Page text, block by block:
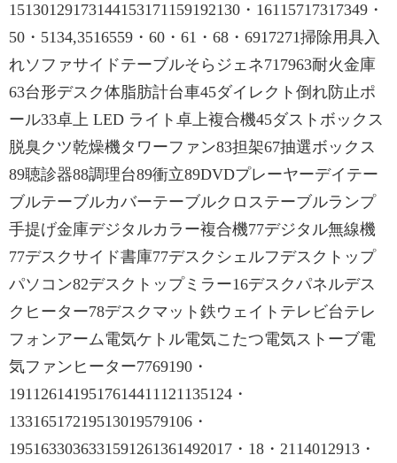
15130129173144153171159192130・16115717317349・
50・5134,3516559・60・61・68・6917271掃除用具入
れソファサイドテーブルそらジェネ717963耐火金庫
63台形デスク体脂肪計台車45ダイレクト倒れ防止ポ
ール33卓上 LED ライト卓上複合機45ダストボックス
脱臭クツ乾燥機タワーファン83担架67抽選ボックス
89聴診器88調理台89衝立89DVDプレーヤーデイテー
ブルテーブルカバーテーブルクロステーブルランプ
手提げ金庫デジタルカラー複合機77デジタル無線機
77デスクサイド書庫77デスクシェルフデスクトップ
パソコン82デスクトップミラー16デスクパネルデス
クヒーター78デスクマット鉄ウェイトテレビ台テレ
フォンアーム電気ケトル電気こたつ電気ストーブ電
気ファンヒーター7769190・
1911261419517614411121135124・
13316517219513019579106・
1951633036331591261361492017・18・2114012913・